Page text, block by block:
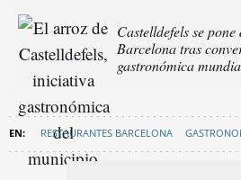
Castelldefels se
Barcelona tras
gastronómica
RESTAURANTES BARCELONA
GRAN BARCELONA